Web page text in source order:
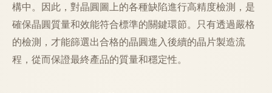
構中。因此，對晶圓圖上的各種缺陷進行高精度檢測，是
確保晶圓質量和效能符合標準的關鍵環節。只有透過嚴格
的檢測，才能篩選出合格的晶圓進入後續的晶片製造流
程，從而保證最終產品的質量和穩定性。